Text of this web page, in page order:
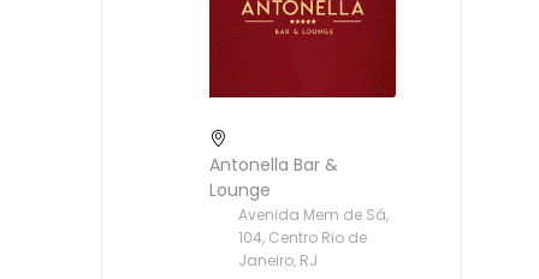
Antonella Bar &
Lounge
Avenida Mem de Sá,
104, Centro Rio de
Janeiro, RJ